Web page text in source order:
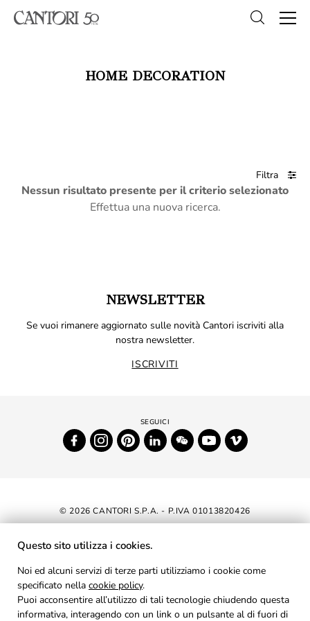
HOME DECORATION
Filtra
Nessun risultato presente per il criterio selezionato
Effettua una nuova ricerca.
NEWSLETTER
Se vuoi rimanere aggiornato sulle novità Cantori iscriviti alla
nostra newsletter.
ISCRIVITI
© 2026 CANTORI S.P.A. - P.IVA 01013820426
DICHIARAZIONE DI ACCESSIBILITÀ
AREA RISERVATA
PRIVACY
Questo sito utilizza i cookies.
Noi ed alcuni servizi di terze parti utilizziamo i cookie come
specificato nella cookie policy.
Puoi acconsentire all’utilizzo di tali tecnologie chiudendo questa
informativa, interagendo con un link o un pulsante al di fuori di